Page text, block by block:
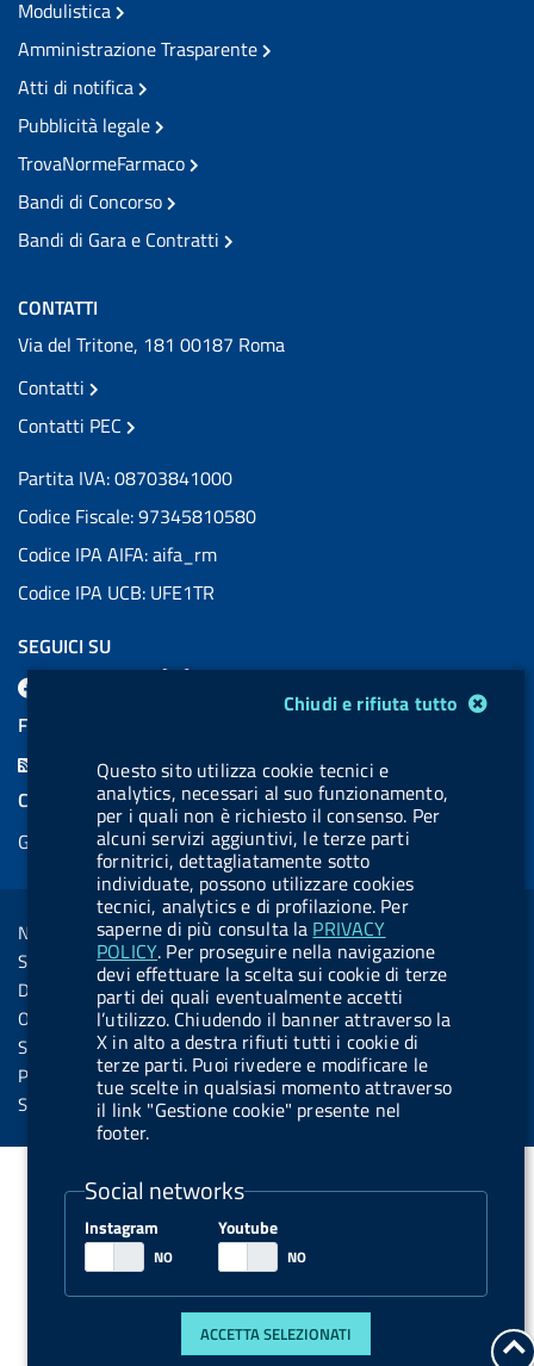
Chiudi e rifiuta tutto
Questo sito utilizza cookie tecnici e
analytics, necessari al suo funzionamento,
per i quali non è richiesto il consenso. Per
alcuni servizi aggiuntivi, le terze parti
fornitrici, dettagliatamente sotto
individuate, possono utilizzare cookies
tecnici, analytics e di profilazione. Per
saperne di più consulta la PRIVACY
POLICY. Per proseguire nella navigazione
devi effettuare la scelta sui cookie di terze
parti dei quali eventualmente accetti
l’utilizzo. Chiudendo il banner attraverso la
X in alto a destra rifiuti tutti i cookie di
terze parti. Puoi rivedere e modificare le
tue scelte in qualsiasi momento attraverso
il link "Gestione cookie" presente nel
footer.
Social networks
Instagram Youtube
ACCETTA SELEZIONATI
Modulistica
Amministrazione Trasparente
Atti di notifica
Pubblicità legale
TrovaNormeFarmaco
Bandi di Concorso
Bandi di Gara e Contratti
CONTATTI
Via del Tritone, 181 00187 Roma
Contatti
Contatti PEC
Partita IVA: 08703841000
Codice Fiscale: 97345810580
Codice IPA AIFA: aifa_rm
Codice IPA UCB: UFE1TR
SEGUICI SU
e
l
.
b
u
t
t
o
n
.
i
n
t
a
g
r
e
s
k
y
t
u
b
e
e
l
.
b
u
t
t
o
n
.
s
t
i
f
y
FEED RSS
COOKIES
Gestione cookie
Sezione Link Utili
Note legali
Social Media Policy
Dichiarazione di accessibilità
Obiettivi di accessibilità
Statistiche sito
Privacy
Servizi Online